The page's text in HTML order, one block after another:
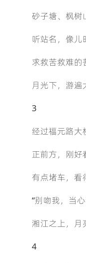
砂子塘、枫树
听站名，像儿
求救苦救难的
月光下，游遍
3
经过福元路大
正前方，刚好
有点堵车，看
“别吻我，当心
湘江之上，月
4